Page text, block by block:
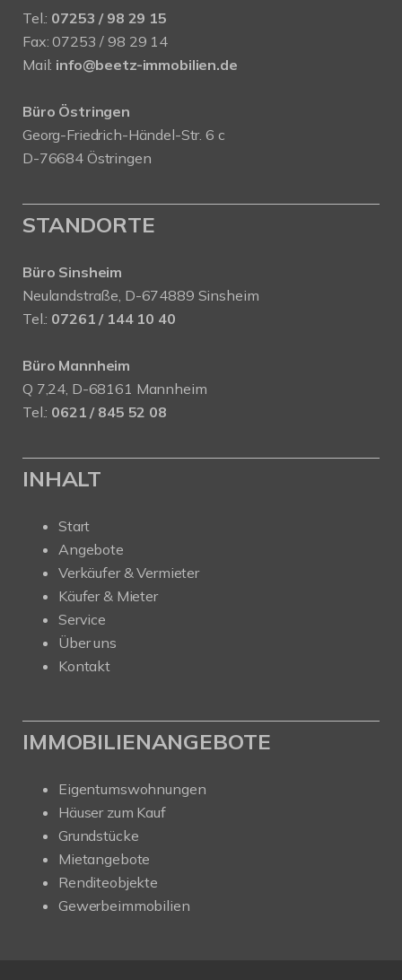
Tel.: 07253 / 98 29 15
Fax: 07253 / 98 29 14
Mail: info@beetz-immobilien.de
Büro Östringen
Georg-Friedrich-Händel-Str. 6 c
D-76684 Östringen
STANDORTE
Büro Sinsheim
Neulandstraße, D-674889 Sinsheim
Tel.: 07261 / 144 10 40
Büro Mannheim
Q 7,24, D-68161 Mannheim
Tel.: 0621 / 845 52 08
INHALT
Start
Angebote
Verkäufer & Vermieter
Käufer & Mieter
Service
Über uns
Kontakt
IMMOBILIENANGEBOTE
Eigentumswohnungen
Häuser zum Kauf
Grundstücke
Mietangebote
Renditeobjekte
Gewerbeimmobilien